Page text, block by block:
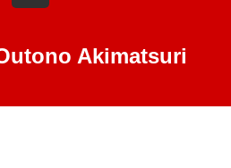
Akimatsuri